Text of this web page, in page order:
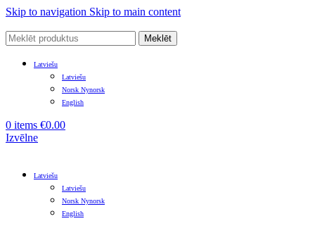
Skip to navigation Skip to main content
Meklēt
Latviešu
Latviešu
Norsk Nynorsk
English
0 items €0.00
Izvēlne
Latviešu
Latviešu
Norsk Nynorsk
English